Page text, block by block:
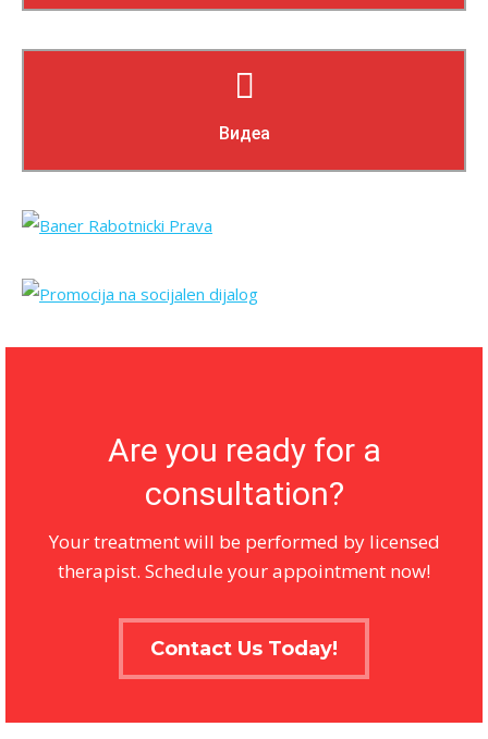
Видеа
Прочитај повеќе
Are you ready for a
consultation?
Your treatment will be performed by licensed
therapist. Schedule your appointment now!
Contact Us Today!